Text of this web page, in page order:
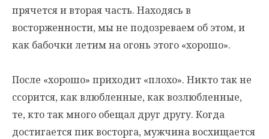
прячется и вторая часть. Находясь в
восторженности, мы не подозреваем об этом, и
как бабочки летим на огонь этого «хорошо».
После «хорошо» приходит «плохо». Никто так не
ссорится, как влюбленные, как возлюбленные,
те, кто так много обещал друг другу. Когда
достигается пик восторга, мужчина восхищается